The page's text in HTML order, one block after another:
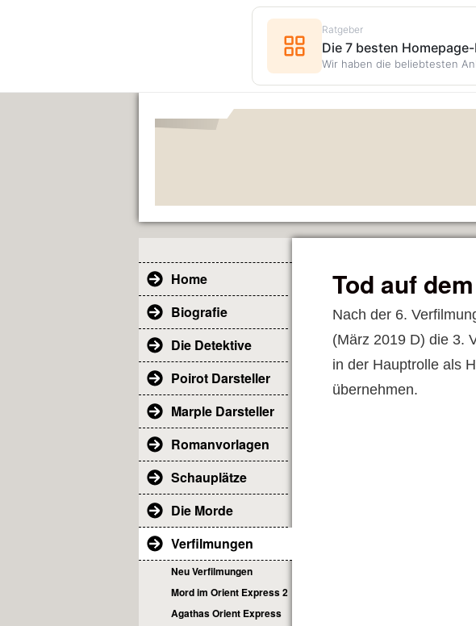
Home
Biografie
Die Detektive
Poirot Darsteller
Marple Darsteller
Romanvorlagen
Schauplätze
Die Morde
Verfilmungen
Neu Verfilmungen
Mord im Orient Express 2017
Agathas Orient Express
Tod auf
Nach der 6.
(März 2019 D) die 3.
in der Hauptrolle als
übernehmen.
Ratgeber
Die 7 besten
Wir haben die beliebtesten